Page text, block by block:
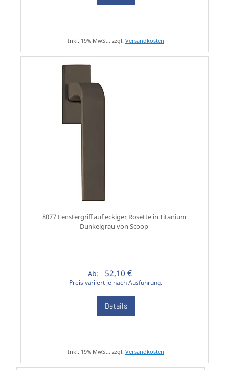
Inkl. 19% MwSt., zzgl. Versandkosten
8077 Fenstergriff auf eckiger Rosette in Titanium
Dunkelgrau von Scoop
Ab: 52,10 €
Preis variiert je nach Ausführung.
Details
Inkl. 19% MwSt., zzgl. Versandkosten